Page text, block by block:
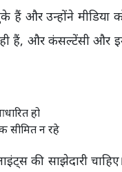
और उन्होंने मीडिया
हैं, और कंसल्टेंसी
हो
सीमित न रहे
की साझेदारी